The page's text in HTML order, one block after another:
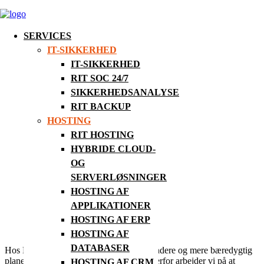
SERVICES
IT-SIKKERHED
IT-SIKKERHED
RIT SOC 24/7
SIKKERHEDSANALYSE
RIT BACKUP
HOSTING
RIT HOSTING
HYBRIDE CLOUD-
OG
SERVERLØSNINGER
HOSTING AF
APPLIKATIONER
HOSTING AF ERP
HOSTING AF
DATABASER
HOSTING AF CRM
ESG
Hos RIT tager vi socialt ansvar for en sundere og mere bæredygtig
planet. Vi ønsker at gøre en forskel, og derfor arbejder vi på at